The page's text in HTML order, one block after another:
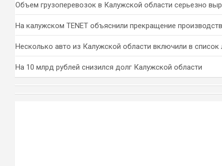
Объем грузоперевозок в Калужской области серьезно
На калужском TENET объяснили прекращение
Несколько авто из Калужской области включили в список
На 10 млрд рублей снизился долг Калужской области